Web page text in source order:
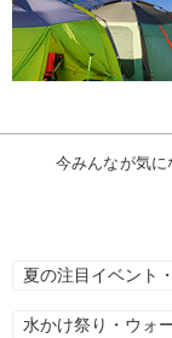
今みんなが気に
夏の注目イベント
水かけ祭り・ウォ